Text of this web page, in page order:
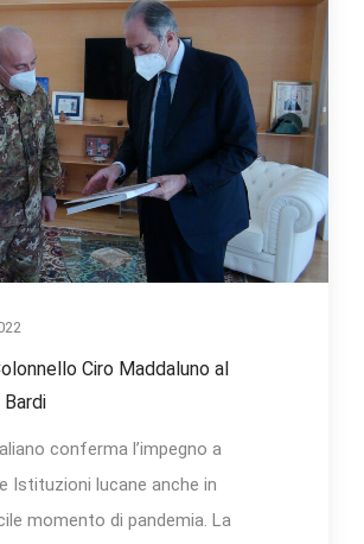
Ciro Maddaluno al
conferma l’impegno a
Istituzioni lucane anche in
momento di pandemia. La